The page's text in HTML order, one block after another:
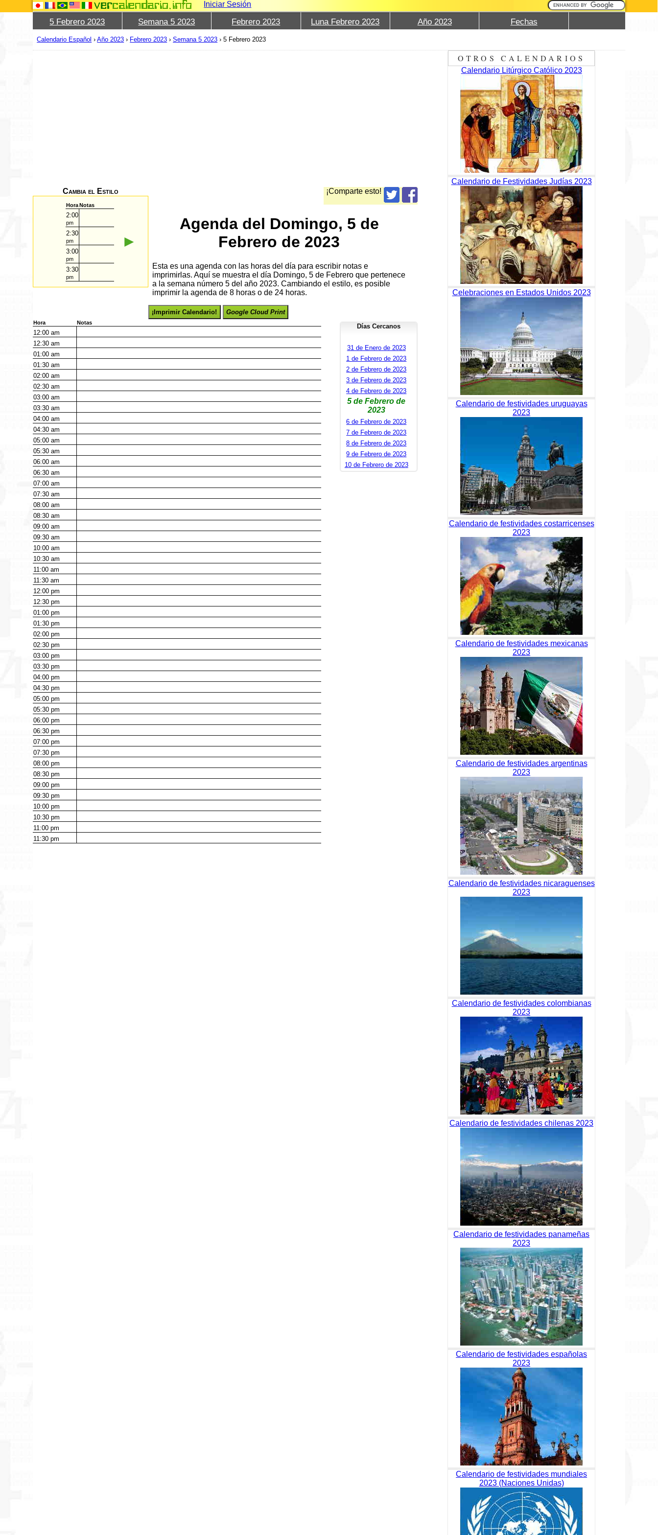
Iniciar Sesión
5 Febrero 2023 Semana 5 2023 Febrero 2023 Luna Febrero 2023 Año 2023 Fechas
Calendario Español ›Año 2023 › Febrero 2023 ›Semana 5 2023 ›5 Febrero 2023
¡Comparte esto!
Cambia el Estilo
HoraNotas
2:00
pm
2:30
pm
3:00
pm
3:30
pm
►
Agenda del Domingo, 5 de
Febrero de 2023
Esta es una agenda con las horas del día para escribir notas e
imprimirlas. Aquí se muestra el día Domingo, 5 de Febrero que pertenece
a la semana número 5 del año 2023. Cambiando el estilo, es posible
imprimir la agenda de 8 horas o de 24 horas.
¡Imprimir Calendario! Google Cloud Print
Hora Notas
12:00am
12:30am
01:00am
01:30am
02:00am
02:30am
03:00am
03:30am
04:00am
04:30am
05:00am
05:30am
06:00am
06:30am
07:00am
07:30am
08:00am
08:30am
09:00am
09:30am
10:00am
10:30am
11:00am
11:30am
12:00pm
12:30pm
01:00pm
01:30pm
02:00pm
02:30pm
03:00pm
03:30pm
04:00pm
04:30pm
05:00pm
05:30pm
06:00pm
06:30pm
07:00pm
07:30pm
08:00pm
08:30pm
09:00pm
09:30pm
10:00pm
10:30pm
11:00pm
11:30pm
Días Cercanos
31 de Enero de 2023
1 de Febrero de 2023
2 de Febrero de 2023
3 de Febrero de 2023
4 de Febrero de 2023
5 de Febrero de
2023
6 de Febrero de 2023
7 de Febrero de 2023
8 de Febrero de 2023
9 de Febrero de 2023
10 de Febrero de 2023
OTROS CALENDARIOS
Calendario Litúrgico Católico 2023
Calendario de Festividades Judías 2023
Celebraciones en Estados Unidos 2023
Calendario de festividades uruguayas
2023
Calendario de festividades costarricenses
2023
Calendario de festividades mexicanas
2023
Calendario de festividades argentinas
2023
Calendario de festividades nicaraguenses
2023
Calendario de festividades colombianas
2023
Calendario de festividades chilenas 2023
Calendario de festividades panameñas
2023
Calendario de festividades españolas
2023
Calendario de festividades mundiales
2023 (Naciones Unidas)